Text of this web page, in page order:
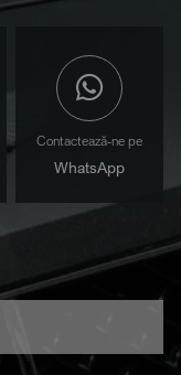
Contactează-ne pe
WhatsApp